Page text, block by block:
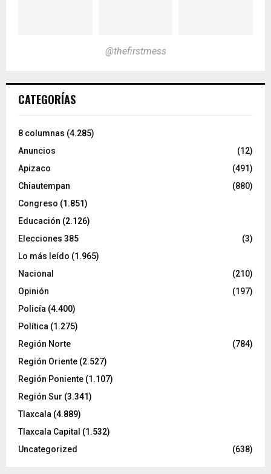
@thefirstmess
CATEGORÍAS
8 columnas (4.285)
Anuncios
(12)
Apizaco
(491)
Chiautempan
(880)
Congreso (1.851)
Educación (2.126)
Elecciones 385
(3)
Lo más leído (1.965)
Nacional
(210)
Opinión
(197)
Policía (4.400)
Política (1.275)
Región Norte
(784)
Región Oriente (2.527)
Región Poniente (1.107)
Región Sur (3.341)
Tlaxcala (4.889)
Tlaxcala Capital (1.532)
Uncategorized
(638)